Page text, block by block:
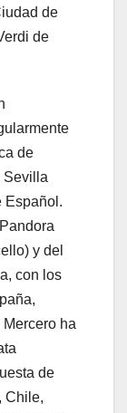
de
de
de
Sevilla
Español.
y del
con los
ha
de
Chile,